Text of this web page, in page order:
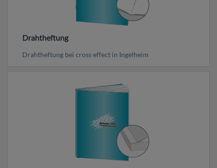
Drahtheftung
Drahtheftung bei cross effect in Ingelheim